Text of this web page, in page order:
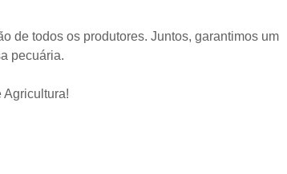
de todos os produtores. Juntos, garantimos um
pecuária.
Agricultura!